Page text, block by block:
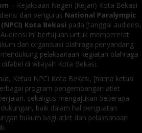
– Kejaksaan Negeri (Kejari) Kota Bekasi
dari pengurus National Paralympic
Kota Bekasi pada [tanggal audiensi,
ini bertujuan untuk mempererat
dan organisasi olahraga penyandang
pelaksanaan kegiatan olahraga
di wilayah Kota Bekasi.
Ketua NPCI Kota Bekasi, [nama ketua
program pengembangan atlet
sekaligus mengajukan beberapa
baik dalam hal penguatan
hukum bagi atlet dan pelaksanaan